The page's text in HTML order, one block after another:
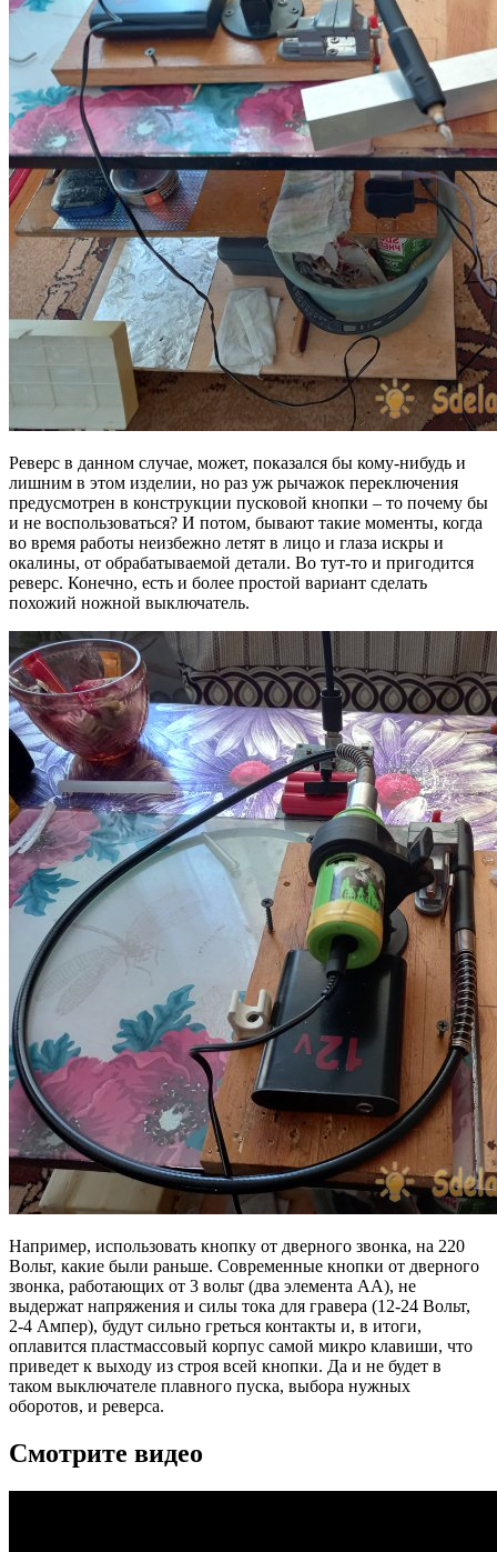
Реверс в данном случае, может, показался бы кому-нибудь и
лишним в этом изделии, но раз уж рычажок переключения
предусмотрен в конструкции пусковой кнопки – то почему бы
и не воспользоваться? И потом, бывают такие моменты, когда
во время работы неизбежно летят в лицо и глаза искры и
окалины, от обрабатываемой детали. Во тут-то и пригодится
реверс. Конечно, есть и более простой вариант сделать
похожий ножной выключатель.
Например, использовать кнопку от дверного звонка, на 220
Вольт, какие были раньше. Современные кнопки от дверного
звонка, работающих от 3 вольт (два элемента АА), не
выдержат напряжения и силы тока для гравера (12-24 Вольт,
2-4 Ампер), будут сильно греться контакты и, в итоги,
оплавится пластмассовый корпус самой микро клавиши, что
приведет к выходу из строя всей кнопки. Да и не будет в
таком выключателе плавного пуска, выбора нужных
оборотов, и реверса.
Смотрите видео